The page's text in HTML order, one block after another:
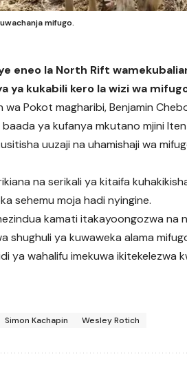
mifugo.
eneo la North Rift
ya kukabili kero la wizi wa
wa Pokot magharibi, Benjamin
ya kufanya mkutano mjini
uuzaji na uhamishaji wa
na serikali ya kitaifa
sehemu moja hadi nyingine.
kamati itakayoongozwa na
shughuli ya kuwaweka alama
ya wahalifu imekuwa ikitekelezwa
Simon Kachapin Wesley Rotich